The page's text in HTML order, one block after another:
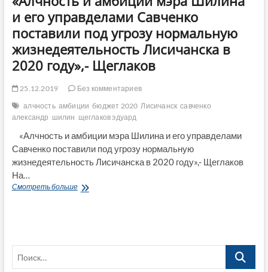
и его управделами Савченко
поставили под угрозу нормальную
жизнедеятельность Лисичанска в
2020 году»,- Щеглаков
25.12.2019
Без комментариев
алчность амбиции бюджет 2020 Лисичанск савченко
александр шилин щеглаков эдуард
«Алчность и амбиции мэра Шилина и его управделами
Савченко поставили под угрозу нормальную
жизнедеятельность Лисичанска в 2020 году»,- Щеглаков
На…
Смотреть больше«Алчность
Поиск…